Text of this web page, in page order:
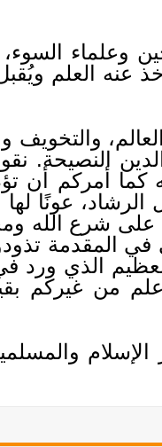
وعلماء السوء،
عنه العلم
العالم،
الدين النصيحة.
أمركم أن
الرشاد، عونًا
على شرع الله
في المقدمة
الذي ورد
من غيركم
الإسلام